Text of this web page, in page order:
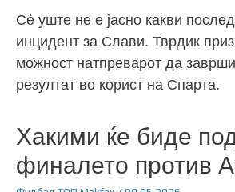
Сè уште не е јасно какви
инцидент за Слави. Тврдик
можност натпреварот да
резултат во корист на Спарта.
Хакими ќе биде
финалето против